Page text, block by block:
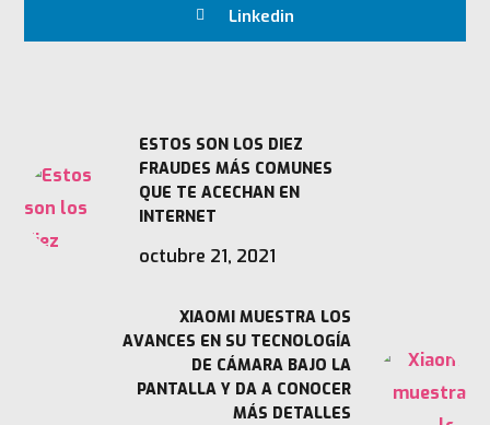
Linkedin
ESTOS SON LOS DIEZ
FRAUDES MÁS COMUNES
QUE TE ACECHAN EN
INTERNET
octubre 21, 2021
XIAOMI MUESTRA LOS
AVANCES EN SU TECNOLOGÍA
DE CÁMARA BAJO LA
PANTALLA Y DA A CONOCER
MÁS DETALLES